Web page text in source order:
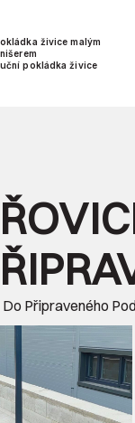
živice malým
pokládka živice
Připraveného